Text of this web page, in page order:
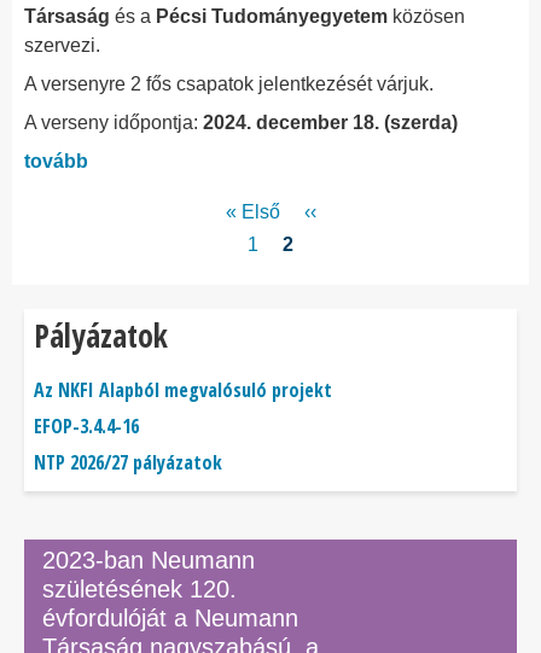
Társaság és a Pécsi Tudományegyetem közösen
szervezi.
A versenyre 2 fős csapatok jelentkezését várjuk.
A verseny időpontja: 2024. december 18. (szerda)
tovább
Első
oldal
« Első
Előző
‹‹
Page
1
Jelenlegi
2
Pályázatok
Az NKFI Alapból megvalósuló projekt
EFOP-3.4.4-16
NTP 2026/27 pályázatok
2023-ban Neumann
születésének 120.
évfordulóját a Neumann
Társaság nagyszabású, a